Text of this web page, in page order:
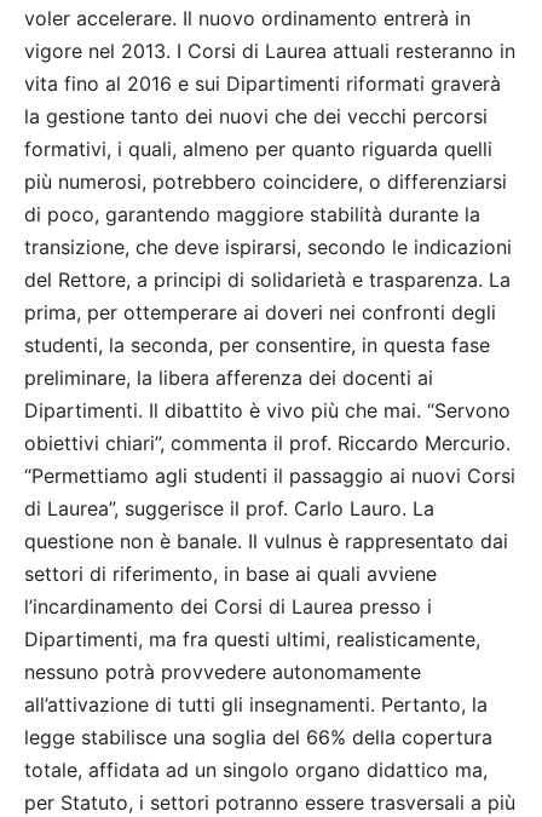
voler accelerare. Il nuovo ordinamento entrerà in
vigore nel 2013. I Corsi di Laurea attuali resteranno in
vita fino al 2016 e sui Dipartimenti riformati graverà
la gestione tanto dei nuovi che dei vecchi percorsi
formativi, i quali, almeno per quanto riguarda quelli
più numerosi, potrebbero coincidere, o differenziarsi
di poco, garantendo maggiore stabilità durante la
transizione, che deve ispirarsi, secondo le indicazioni
del Rettore, a principi di solidarietà e trasparenza. La
prima, per ottemperare ai doveri nei confronti degli
studenti, la seconda, per consentire, in questa fase
preliminare, la libera afferenza dei docenti ai
Dipartimenti. Il dibattito è vivo più che mai. “Servono
obiettivi chiari”, commenta il prof. Riccardo Mercurio.
“Permettiamo agli studenti il passaggio ai nuovi Corsi
di Laurea”, suggerisce il prof. Carlo Lauro. La
questione non è banale. Il vulnus è rappresentato dai
settori di riferimento, in base ai quali avviene
l’incardinamento dei Corsi di Laurea presso i
Dipartimenti, ma fra questi ultimi, realisticamente,
nessuno potrà provvedere autonomamente
all’attivazione di tutti gli insegnamenti. Pertanto, la
legge stabilisce una soglia del 66% della copertura
totale, affidata ad un singolo organo didattico ma,
per Statuto, i settori potranno essere trasversali a più